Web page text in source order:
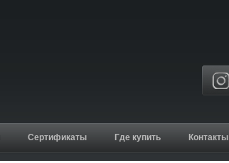
Сертификаты Где купить Контакты